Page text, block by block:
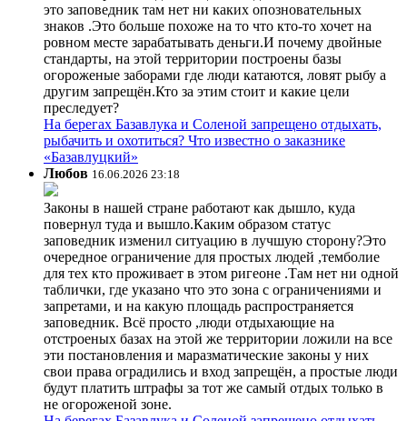
это заповедник там нет ни каких опозновательных
знаков .Это больше похоже на то что кто-то хочет на
ровном месте зарабатывать деньги.И почему двойные
стандарты, на этой территории построены базы
огороженые заборами где люди катаются, ловят рыбу а
другим запрещён.Кто за этим стоит и какие цели
преследует?
На берегах Базавлука и Соленой запрещено отдыхать,
рыбачить и охотиться? Что известно о заказнике
«Базавлуцкий»
Любов 16.06.2026 23:18
Законы в нашей стране работают как дышло, куда
повернул туда и вышло.Каким образом статус
заповедник изменил ситуацию в лучшую сторону?Это
очередное ограничение для простых людей ,темболие
для тех кто проживает в этом ригеоне .Там нет ни одной
таблички, где указано что это зона с ограничениями и
запретами, и на какую площадь распространяется
заповедник. Всё просто ,люди отдыхающие на
отстроеных базах на этой же территории ложили на все
эти постановления и маразматические законы у них
свои права оградились и вход запрещён, а простые люди
будут платить штрафы за тот же самый отдых только в
не огороженой зоне.